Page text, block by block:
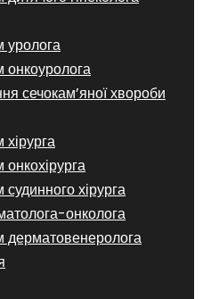
уролога
сечокам’яної хвороби
хірурга
онколога
дерматовенеролога